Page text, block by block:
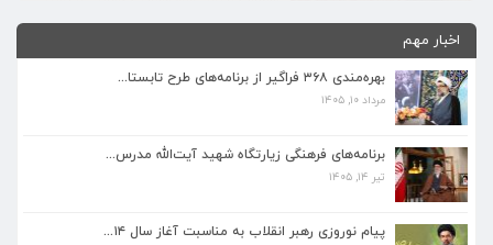
کردند.
اخبار مهم
بهره‌مندی ۳۶۸ فراگیر از برنامه‌های طرح تابستا...
مرداد ۱۰, ۱۴۰۵
برنامه‌های فرهنگی زیارتگاه شهید آیت‌الله مدرس...
تیر ۱۴, ۱۴۰۵
پیام نوروزی رهبر انقلاب به مناسبت آغاز سال ۱۴...
برنامه‌های فرهنگی زیارتگاه شهید آیت‌الله مدرس...
تیر ۱۴, ۱۴۰۵
فروردین ۱۸, ۱۴۰۵